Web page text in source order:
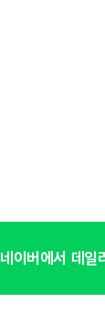
네이버에서 데일